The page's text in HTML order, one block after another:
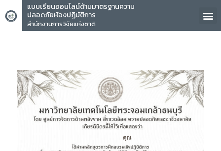
แบบเรียนออนไลน์ด้านมาตรฐานความ
ปลอดภัยห้องปฏิบัติการ
สำนักงานการวิจัยแห่งชาติ
คุณ